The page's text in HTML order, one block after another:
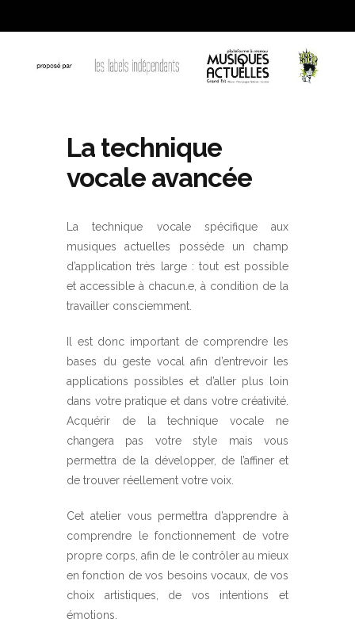
La technique
vocale avancée
La technique vocale spécifique aux
musiques actuelles possède un champ
d’application très large : tout est possible
et accessible à chacun.e, à condition de la
travailler consciemment.
Il est donc important de comprendre les
bases du geste vocal afin d’entrevoir les
applications possibles et d’aller plus loin
dans votre pratique et dans votre créativité.
Acquérir de la technique vocale ne
changera pas votre style mais vous
permettra de la développer, de l’affiner et
de trouver réellement votre voix.
Cet atelier vous permettra d’apprendre à
comprendre le fonctionnement de votre
propre corps, afin de le contrôler au mieux
en fonction de vos besoins vocaux, de vos
choix artistiques, de vos intentions et
émotions.